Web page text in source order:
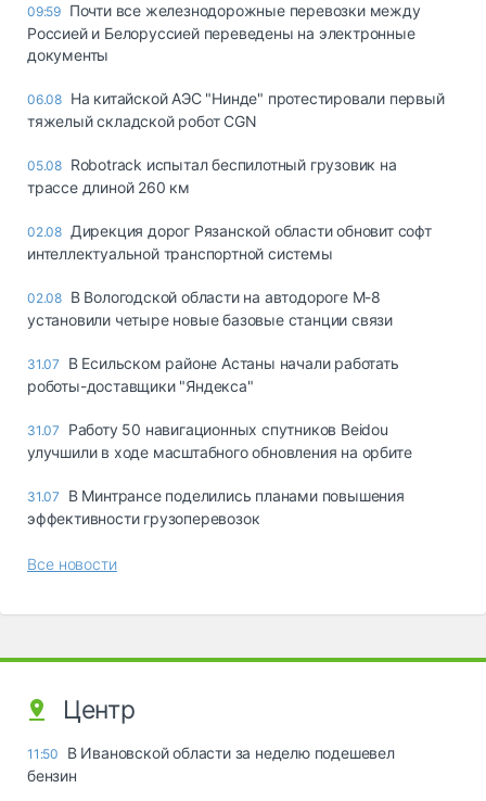
09:59 Почти все железнодорожные перевозки между
Россией и Белоруссией переведены на электронные
документы
06.08 На китайской АЭС "Нинде" протестировали первый
тяжелый складской робот CGN
05.08 Robotrack испытал беспилотный грузовик на
трассе длиной 260 км
02.08 Дирекция дорог Рязанской области обновит софт
интеллектуальной транспортной системы
02.08 В Вологодской области на автодороге М-8
установили четыре новые базовые станции связи
31.07
В Есильском районе Астаны начали работать
роботы-доставщики "Яндекса"
31.07
Работу 50 навигационных спутников Beidou
улучшили в ходе масштабного обновления на орбите
31.07
В Минтрансе поделились планами повышения
эффективности грузоперевозок
Все новости
Центр
11:50
В Ивановской области за неделю подешевел
бензин